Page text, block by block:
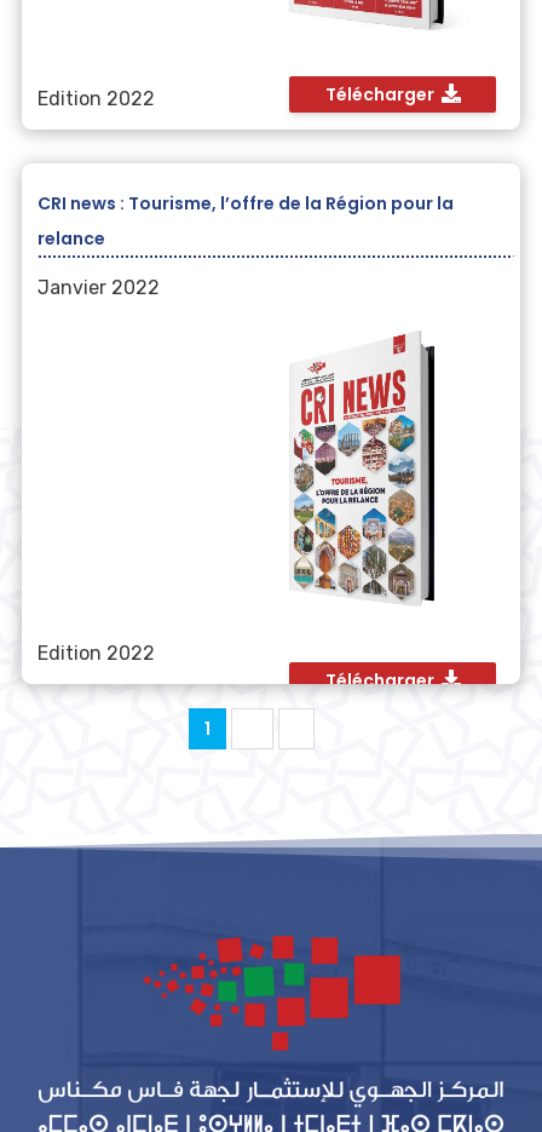
Edition 2022 Télécharger
CRI news : Tourisme, l’offre de la Région pour la
relance
Janvier 2022
Edition 2022
Télécharger
1